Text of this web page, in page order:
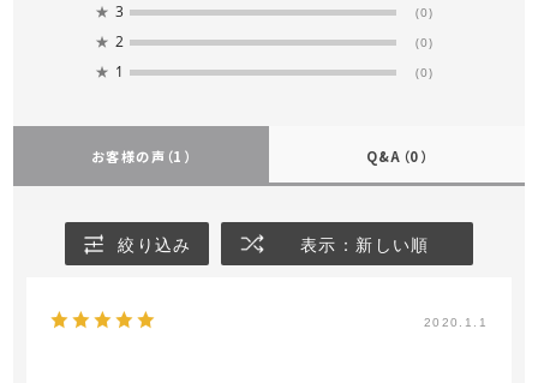
★ 3 (0)
★ 2 (0)
★ 1 (0)
お客様の声 （1） Q&A （0）
絞り込み 表示：新しい順
2020.1.1